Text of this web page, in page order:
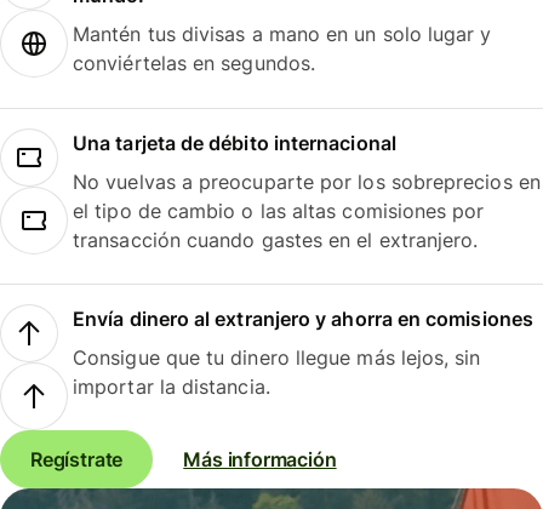
Mantén tus divisas a mano en un solo lugar y
conviértelas en segundos.
Una tarjeta de débito internacional
No vuelvas a preocuparte por los sobreprecios en
el tipo de cambio o las altas comisiones por
transacción cuando gastes en el extranjero.
Envía dinero al extranjero y ahorra en comisiones
Consigue que tu dinero llegue más lejos, sin
importar la distancia.
Regístrate Más información